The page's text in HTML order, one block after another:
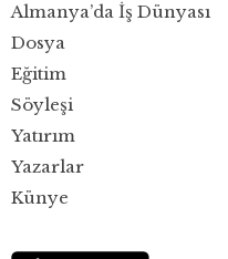
Almanya’da İş Dünyası
Dosya
Eğitim
Söyleşi
Yatırım
Yazarlar
Künye